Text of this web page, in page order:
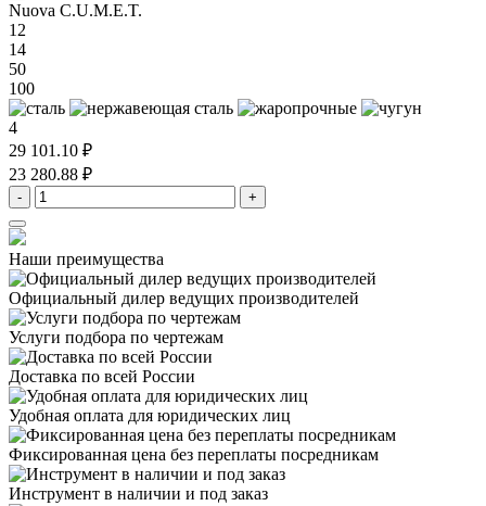
Nuova C.U.M.E.T.
12
14
50
100
4
29 101.10 ₽
23 280.88 ₽
- +
Наши преимущества
Официальный дилер ведущих производителей
Услуги подбора по чертежам
Доставка по всей России
Удобная оплата для юридических лиц
Фиксированная цена без переплаты посредникам
Инструмент в наличии и под заказ